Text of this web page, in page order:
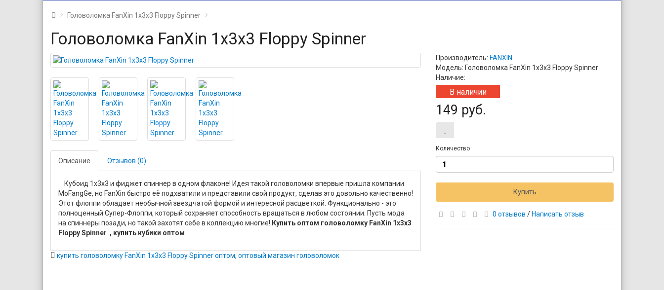
Головоломка FanXin 1x3x3 Floppy Spinner
Головоломка FanXin 1x3x3 Floppy Spinner
Описание Отзывов (0)
Кубоид 1x3x3 и фиджет спиннер в одном флаконе! Идея такой головоломки впервые пришла компании
MoFangGe, но FanXin быстро её подхватили и представили свой продукт, сделав это довольно качественно!
Этот флоппи обладает необычной звездчатой формой и интересной расцветкой. Функционально - это
полноценный Супер-Флоппи, который сохраняет способность вращаться в любом состоянии. Пусть мода
на спиннеры позади, но такой захотят себе в коллекцию многие! Купить оптом головоломку FanXin 1x3x3
Floppy Spinner , купить кубики оптом
Производитель: FANXIN
Модель: Головоломка FanXin 1x3x3 Floppy Spinner
Наличие:
В наличии
149 руб.
Количество
Купить
0 отзывов / Написать отзыв
купить головоломку FanXin 1x3x3 Floppy Spinner оптом, оптовый магазин головоломок